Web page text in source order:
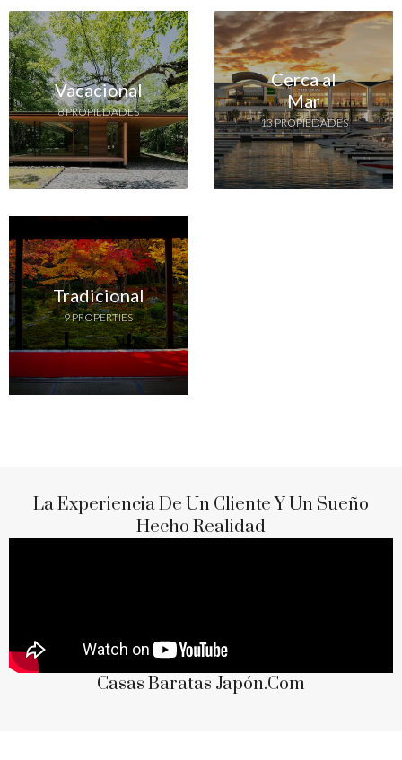
Vacacional
8 PROPIEDADES
Cerca al
Mar
13 PROPIEDADES
Tradicional
9 PROPERTIES
La Experiencia De Un Cliente Y Un Sueño
Hecho Realidad
Casas Baratas Japón.com